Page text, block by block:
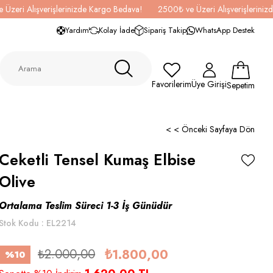
Alışverişlerinizde Kargo Bedava! 2500₺ ve Üzeri
Yardım Kolay İade Sipariş Takip WhatsApp Destek
FavorilerimÜye GirişiSepetim
< < Önceki Sayfaya Dön
Ceketli Tensel Kumaş Elbise
Olive
Ortalama Teslim Süreci 1-3 İş Günüdür
Stok Kodu EL2214
%10
₺2.000,00 ₺1.800,00